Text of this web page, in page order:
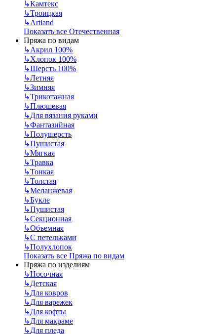
↳Камтекс
↳Троицкая
↳Artland
Показать все Отечественная
Пряжа по видам
↳Акрил 100%
↳Хлопок 100%
↳Шерсть 100%
↳Летняя
↳Зимняя
↳Трикотажная
↳Плюшевая
↳Для вязания руками
↳Фантазийная
↳Полушерсть
↳Пушистая
↳Мягкая
↳Травка
↳Тонкая
↳Толстая
↳Меланжевая
↳Букле
↳Пушистая
↳Секционная
↳Объемная
↳С петельками
↳Полухлопок
Показать все Пряжа по видам
Пряжа по изделиям
↳Носочная
↳Детская
↳Для ковров
↳Для варежек
↳Для кофты
↳Для макраме
↳Для пледа